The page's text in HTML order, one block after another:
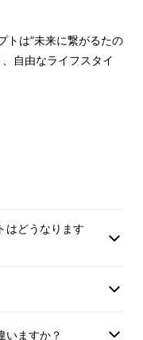
は”未来に繋がるたの
自由なライフスタイ
はどうなります
いますか？